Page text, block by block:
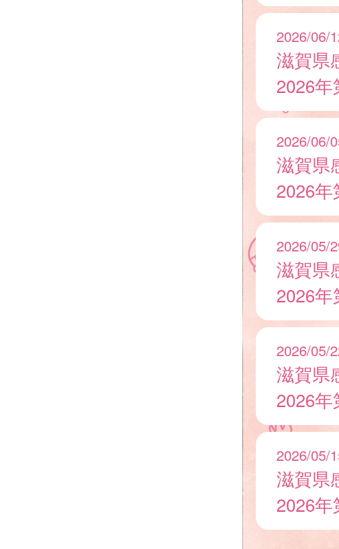
2026/06/
滋賀県
2026年
2026/06/
滋賀県
2026年
2026/05/
滋賀県
2026年
2026/05/
滋賀県
2026年
2026/05/
滋賀県
2026年